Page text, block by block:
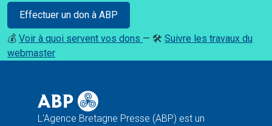
Effectuer un don à ABP
💰 Voir à quoi servent vos dons — 🛠️ Suivre les travaux du
webmaster
L'Agence Bretagne Presse (ABP) est un